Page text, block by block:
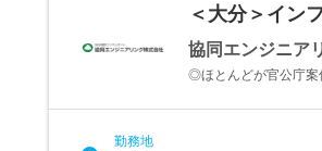
＜大分＞イン
協同エンジニア
◎ほとんどが官公庁
勤務地